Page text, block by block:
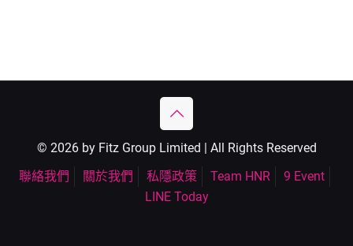
© 2026 by Fitz Group Limited | All Rights Reserved
聯絡我們
關於我們 私隱政策 Team HNR
9 Event
LINE Today